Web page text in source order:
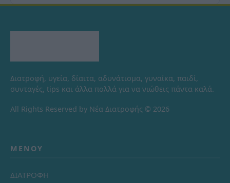
Διατροφή, υγεία, δίαιτα, αδυνάτισμα, γυναίκα, παιδί,
συνταγές, tips και άλλα πολλά για να νιώθεις πάντα καλά.
All Rights Reserved by Νέα Διατροφής © 2026
ΜΕΝΟΎ
ΔΙΑΤΡΟΦΗ